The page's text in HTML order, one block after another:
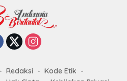
Redaksi
Kode Etik